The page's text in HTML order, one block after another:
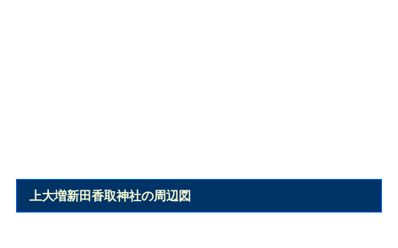
上大増新田香取神社の周辺図